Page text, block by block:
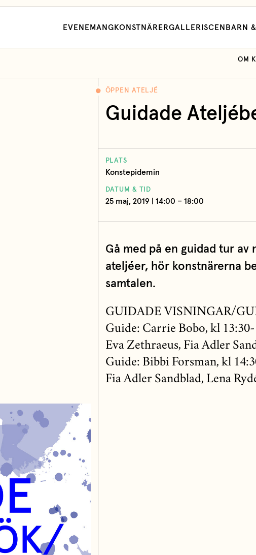
EVENEMANG KONSTNÄRERGALLERI SCEN BARN
OM
ÖPPEN ATELJÉ
Guidade
PLATS
Konstepidemin
DATUM & TID
25 maj, 2019 | 14:00 – 18:00
Gå med på en guidad tur av
ateljéer, hör konstnärerna
samtalen.
GUIDADE VISNINGAR/
Guide: Carrie Bobo, kl 13:30-
Eva Zethraeus, Fia Adler
Guide: Bibbi Forsman, kl
Fia Adler Sandblad, Lena